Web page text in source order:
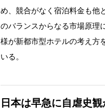
め、競合がなく宿泊料金も他
のバランスからなる市場原理
様が新都市型ホテルの考え方
いる。
日本は早急に自虐史観